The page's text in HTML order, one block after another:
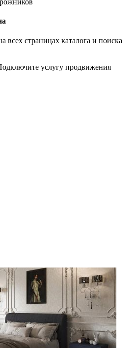
всех страницах каталога и поиска
услугу продвижения